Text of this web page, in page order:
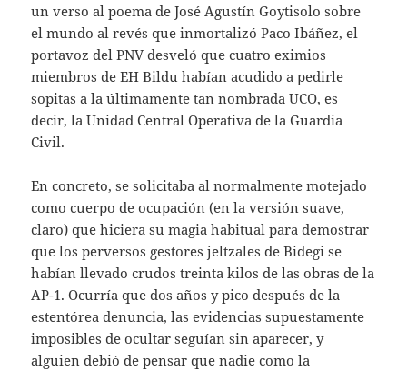
un verso al poema de José Agustín Goytisolo sobre
el mundo al revés que inmortalizó Paco Ibáñez, el
portavoz del PNV desveló que cuatro eximios
miembros de EH Bildu habían acudido a pedirle
sopitas a la últimamente tan nombrada UCO, es
decir, la Unidad Central Operativa de la Guardia
Civil.
En concreto, se solicitaba al normalmente motejado
como cuerpo de ocupación (en la versión suave,
claro) que hiciera su magia habitual para demostrar
que los perversos gestores jeltzales de Bidegi se
habían llevado crudos treinta kilos de las obras de la
AP-1. Ocurría que dos años y pico después de la
estentórea denuncia, las evidencias supuestamente
imposibles de ocultar seguían sin aparecer, y
alguien debió de pensar que nadie como la